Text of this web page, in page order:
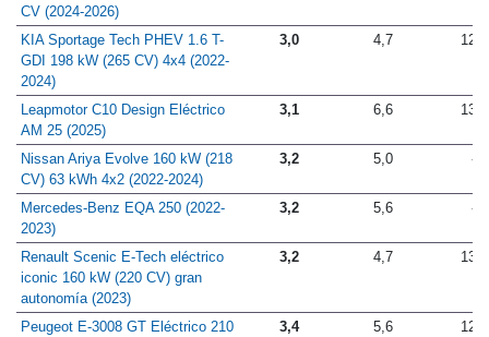
CV (2024-2026)
KIA Sportage Tech PHEV 1.6 T-
GDI 198 kW (265 CV) 4x4 (2022-
2024)
3,0 4,7 12,4
Leapmotor C10 Design Eléctrico
AM 25 (2025)
3,1 6,6 13,0
Nissan Ariya Evolve 160 kW (218
CV) 63 kWh 4x2 (2022-2024)
3,2 5,0 -
Mercedes-Benz EQA 250 (2022-
2023)
3,2 5,6 -
Renault Scenic E-Tech eléctrico
iconic 160 kW (220 CV) gran
autonomía (2023)
3,2 4,7 13,4
Peugeot E-3008 GT Eléctrico 210
3,4 5,6 12,9